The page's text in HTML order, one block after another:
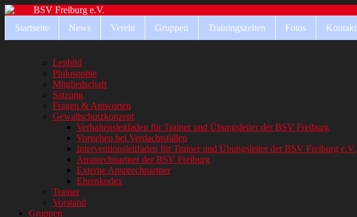
BSV Freiburg e.V.
Startseite
News Verein Gruppen Trainingszeiten Fotos Kontakt
Leitbild
Philosophie
Mitgliedschaft
Satzung
Fragen & Antworten
Gewaltschutzkonzept
Verhaltensleitfaden für Trainer und Übungsleiter der BSV Freiburg
Vorgehen bei Verdachtsfällen
Interventionsleitfaden für Trainer und Übungsleiter der BSV Freiburg e.V.
Ansprechpartner der BSV Freiburg
Externe Ansprechpartner
Ehrenkodex
Trainer
Vorstand
Gruppen